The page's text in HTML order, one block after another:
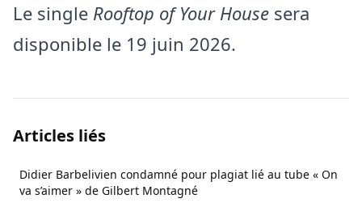
Le single Rooftop of Your House sera
disponible le 19 juin 2026.
Articles liés
Didier Barbelivien condamné pour plagiat lié au tube « On
va s’aimer » de Gilbert Montagné